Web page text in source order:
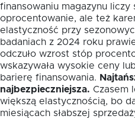
finansowaniu magazynu liczy
oprocentowanie, ale też
elastyczność przy
badaniach z 2024 roku
odczuło wzrost stóp
wskazywała wysokie ceny
barierę finansowania.
najbezpieczniejsza. Czasem
większą elastycznością, bo
miesiącach słabszej